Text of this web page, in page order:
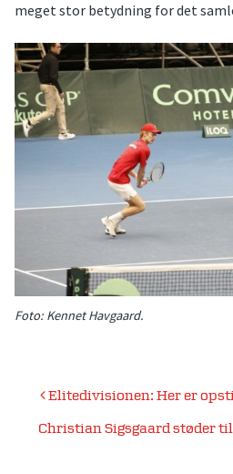
meget stor betydning for det
Foto: Kennet Havgaard.
Indlægsnavigation
Elitedivisionen: Her er
Christian Sigsgaard støder